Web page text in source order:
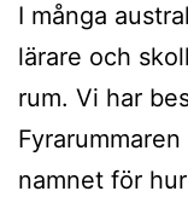
I många
lärare och
rum. Vi har
namnet för